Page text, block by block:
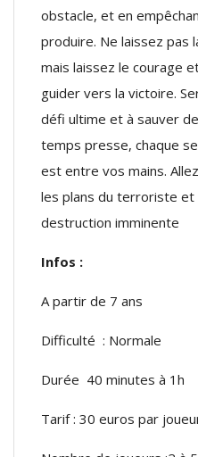
obstacle, et en
produire. Ne laissez pas
mais laissez le courage
guider vers la victoire.
défi ultime et à sauver
temps presse, chaque
est entre vos mains.
les plans du terroriste et
destruction imminente
Infos :
A partir de 7 ans
Difficulté : Normale
Durée 40 minutes à 1h
Tarif : 30 euros par